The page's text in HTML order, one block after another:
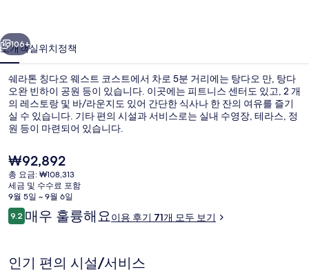
스
트
코
스
트
의
사
진
갤
리
다음
106+
소개객실위치정책
쉐라톤 칭다오 웨스트 코스트에서 차로 5분 거리에는 탕다오 만, 탕다
오완 빈하이 공원 등이 있습니다. 이곳에는 피트니스 센터도 있고, 2 개
의 레스토랑 및 바/라운지도 있어 간단한 식사나 한 잔의 여유를 즐기
실 수 있습니다. 기타 편의 시설과 서비스로는 실내 수영장, 테라스, 정
원 등이 마련되어 있습니다.
현
재
가
격
은
₩92,892
₩92,892
총 요금: ₩108,313
세금 및 수수료 포함
9월 5일 ~ 9월 6일
이
용
기
9.210점 만점 중 9.2점.
매우 훌륭해요이용 후기 71개 모두 보기
인기 편의 시설/서비스